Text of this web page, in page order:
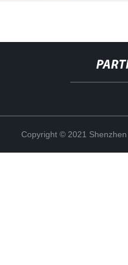
Copyright © 2021